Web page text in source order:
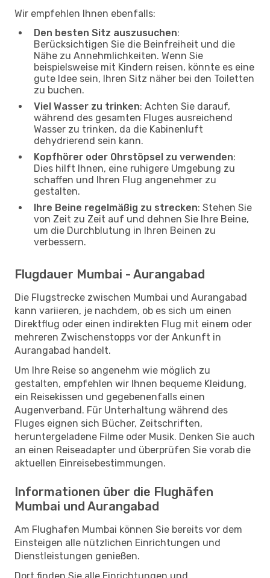
Wir empfehlen Ihnen ebenfalls:
Den besten Sitz auszusuchen:
Berücksichtigen Sie die Beinfreiheit und die
Nähe zu Annehmlichkeiten. Wenn Sie
beispielsweise mit Kindern reisen, könnte es eine
gute Idee sein, Ihren Sitz näher bei den Toiletten
zu buchen.
Viel Wasser zu trinken: Achten Sie darauf,
während des gesamten Fluges ausreichend
Wasser zu trinken, da die Kabinenluft
dehydrierend sein kann.
Kopfhörer oder Ohrstöpsel zu verwenden:
Dies hilft Ihnen, eine ruhigere Umgebung zu
schaffen und Ihren Flug angenehmer zu
gestalten.
Ihre Beine regelmäßig zu strecken: Stehen Sie
von Zeit zu Zeit auf und dehnen Sie Ihre Beine,
um die Durchblutung in Ihren Beinen zu
verbessern.
Flugdauer Mumbai - Aurangabad
Die Flugstrecke zwischen Mumbai und Aurangabad
kann variieren, je nachdem, ob es sich um einen
Direktflug oder einen indirekten Flug mit einem oder
mehreren Zwischenstopps vor der Ankunft in
Aurangabad handelt.
Um Ihre Reise so angenehm wie möglich zu
gestalten, empfehlen wir Ihnen bequeme Kleidung,
ein Reisekissen und gegebenenfalls einen
Augenverband. Für Unterhaltung während des
Fluges eignen sich Bücher, Zeitschriften,
heruntergeladene Filme oder Musik. Denken Sie auch
an einen Reiseadapter und überprüfen Sie vorab die
aktuellen Einreisebestimmungen.
Informationen über die Flughäfen
Mumbai und Aurangabad
Am Flughafen Mumbai können Sie bereits vor dem
Einsteigen alle nützlichen Einrichtungen und
Dienstleistungen genießen.